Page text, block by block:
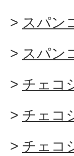
スパン
スパン
チェコ
チェコ
チェコ